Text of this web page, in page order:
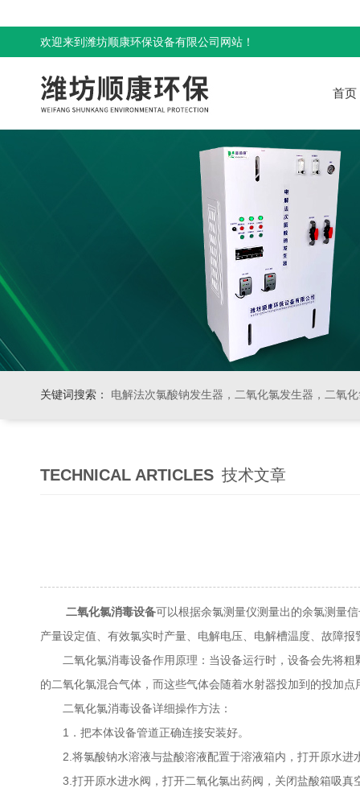
欢迎来到潍坊顺康环保设备有限公司网站！
首页
关键词搜索： 电解法次氯酸钠发生器，二氧化氯发生器，二氧化氯投加器，缓释消毒器
TECHNICAL ARTICLES 技术文章
二氧化氯消毒设备可以根据余氯测量仪测量出的余氯测量
产量设定值、有效氯实时产量、电解电压、电解槽温度、故障
二氧化氯消毒设备作用原理：当设备运行时，设备会先将粗
的二氧化氯混合气体，而这些气体会随着水射器投加到的投加点
二氧化氯消毒设备详细操作方法：
1．把本体设备管道正确连接安装好。
2.将氯酸钠水溶液与盐酸溶液配置于溶液箱内，打开原水进
3.打开原水进水阀，打开二氧化氯出药阀，关闭盐酸箱吸真